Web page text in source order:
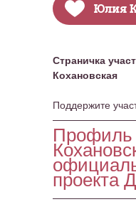
Юлия
Страничка
Кохановская
Поддержите
проекта